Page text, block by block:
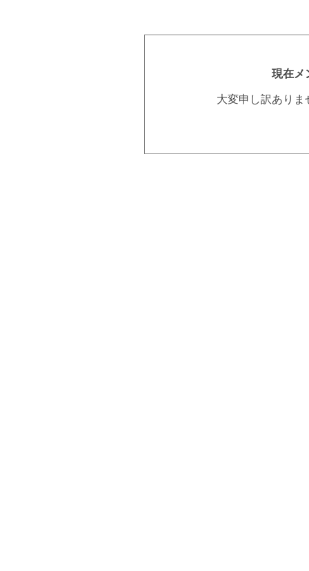
現在メ
大変申し訳あり